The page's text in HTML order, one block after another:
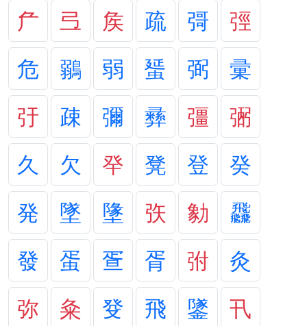
厃
弖 矦 疏 彁
弳
危
鶸 弱 蜑 弼
彚
弙
疎 彌 彞 彊
弻
久
欠 癷 凳 登
癸
発
墜 墬 矤 勨
飝
發
蛋 疍 胥 弣
灸
弥
粂 癹 飛 鐆
卂